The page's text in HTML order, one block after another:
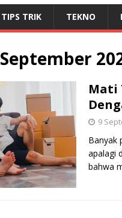
TIPS TRIK TEKNO
September
Mati
9
Banyak
apalagi
bahwa